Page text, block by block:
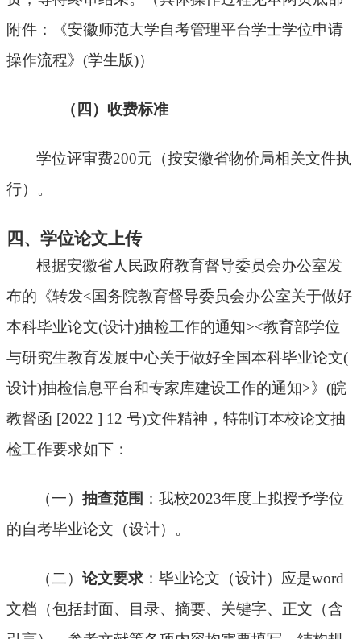
附件：
《安徽师范大学自考管理平台学士学位申请
操作流程》 (学生版)）
（四）收费标准
学位评审费200元（按安徽省物价局相关文件执
行）。
四、 学位论文上传
根据安徽省人民政府教育督导委员会办公室发
布的《转发<国务院教育督导委员会办公室关于做好
本科毕业论文(设计)抽检工作的通知><教育部学位
与研究生教育发展中心关于做好全国本科毕业论文(
设计)抽检信息平台和专家库建设工作的通知>》(皖
教督函 [2022 ] 12 号)文件精神，特制订本校论文抽
检工作要求如下：
（一） 抽查范围 ：我校2023年度上拟授予学位
的自考毕业论文（设计）。
（二） 论文要求 ：毕业论文 （设计）应是word
文档（包括封面、目录、 摘要、关键字、正文（含